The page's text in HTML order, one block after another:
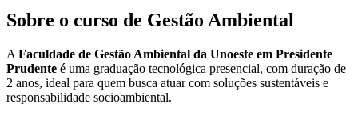
Sobre o curso de Gestão Ambiental
A Faculdade de Gestão Ambiental da Unoeste em Presidente
Prudente é uma graduação tecnológica presencial, com duração de
2 anos, ideal para quem busca atuar com soluções sustentáveis e
responsabilidade socioambiental.